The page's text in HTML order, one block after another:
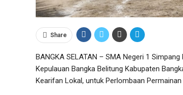
Share
BANGKA SELATAN – SMA Negeri 1
Kepulauan Bangka Belitung Kabupaten
Kearifan Lokal, untuk Perlombaan